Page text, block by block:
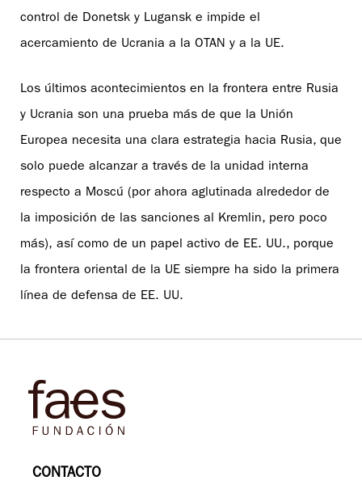
control de Donetsk y Lugansk e impide el
acercamiento de Ucrania a la OTAN y a la UE.
Los últimos acontecimientos en la frontera entre Rusia
y Ucrania son una prueba más de que la Unión
Europea necesita una clara estrategia hacia Rusia, que
solo puede alcanzar a través de la unidad interna
respecto a Moscú (por ahora aglutinada alrededor de
la imposición de las sanciones al Kremlin, pero poco
más), así como de un papel activo de EE. UU., porque
la frontera oriental de la UE siempre ha sido la primera
línea de defensa de EE. UU.
CONTACTO